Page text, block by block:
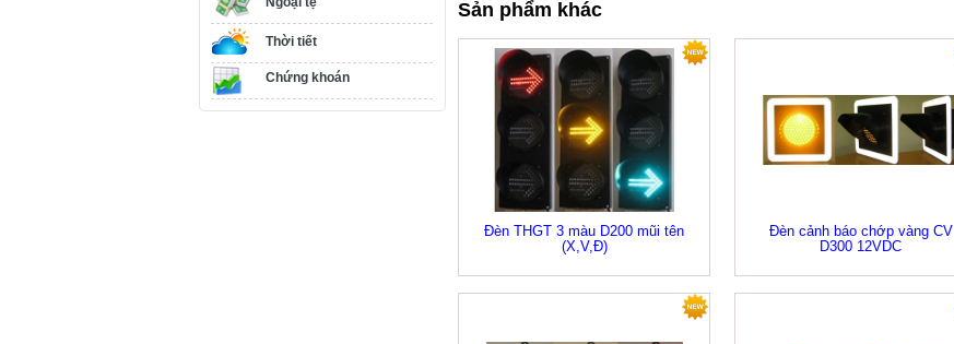
Thời tiết
Chứng khoán
Sản phẩm khác
Đèn THGT 3 màu D200 mũi tên
(X,V,Đ)
Đèn cảnh báo chớp vàng CV
D300 12VDC